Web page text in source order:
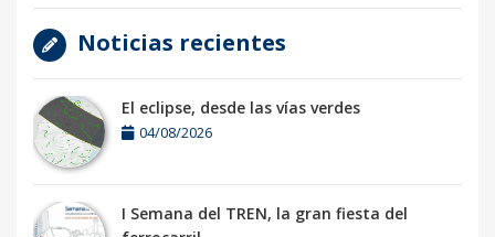
Noticias recientes
El eclipse, desde las vías verdes
04/08/2026
I Semana del TREN, la gran fiesta del